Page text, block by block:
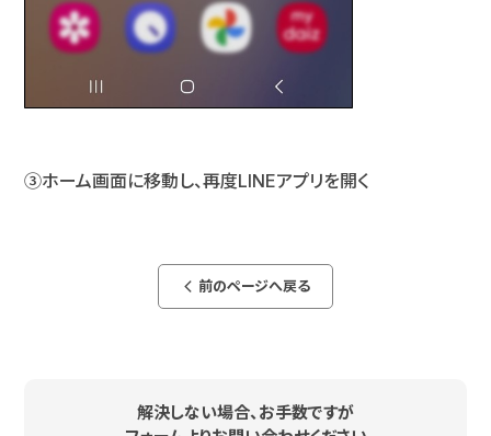
③ホーム画面に移動し、再度LINEアプリを開く
arrow_back_ios_new 前のページへ戻る
解決しない場合、お手数ですが